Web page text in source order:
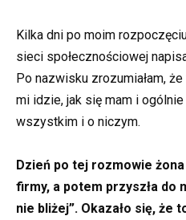
Kilka dni po moim
sieci społecznościowej
Po nazwisku zrozumiałam,
mi idzie, jak się mam i
wszystkim i o niczym.
Dzień po tej rozmowie
firmy, a potem przyszła do
nie bliżej”. Okazało się, że